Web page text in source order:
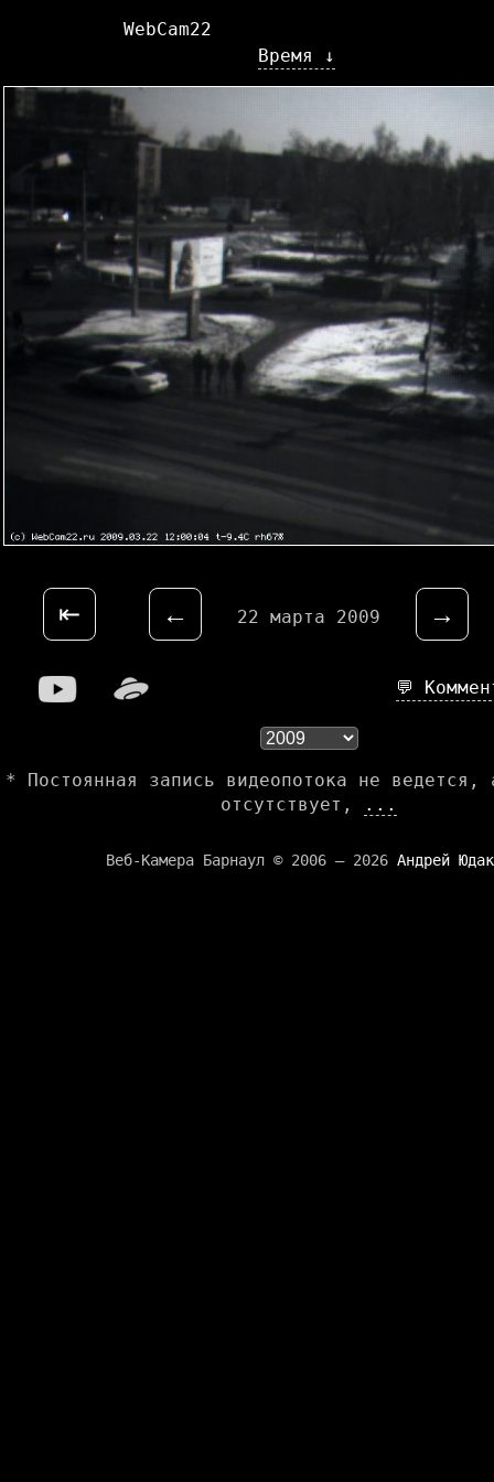
Время ↓
WebCam22
⇤ ← 22 марта 2009 →
💬
* Постоянная запись видеопотока не ведется,
отсутствует,
...
Веб-Камера Барнаул © 2006 — 2026 Андрей